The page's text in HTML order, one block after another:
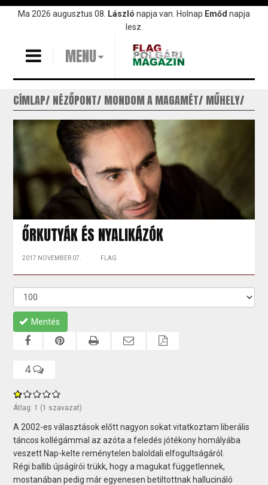
UgrásMa 2026 augusztus 08. László napja van. Holnap Emőd napja
lesz.
MENU
CÍMLAP NÉZŐPONT MONDOM A MAGAMÉT MŰHELY
ŐRKUTYÁK ÉS NYALIKÁZÓK
2017 NOVEMBER 07. FLAG
Mentés
4
Átlag: 1 (1 szavazat)
A 2002-es választások előtt nagyon sokat vitatkoztam liberális
táncos kollégámmal az azóta a feledés jótékony homályába
veszett Nap-kelte reménytelen baloldali elfogultságáról.
Régi ballib újságírói trükk, hogy a magukat függetlennek,
mostanában pedig már egyenesen betiltottnak hallucináló